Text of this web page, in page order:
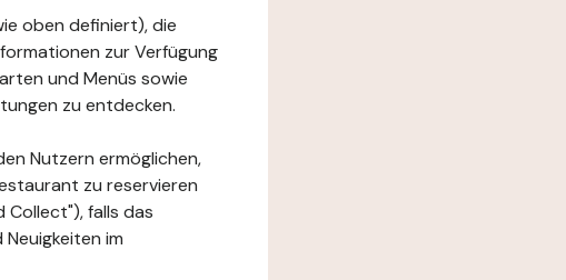
oben definiert), die
zur Verfügung
und Menüs sowie
zu entdecken.
Nutzern ermöglichen,
zu reservieren
falls das
im